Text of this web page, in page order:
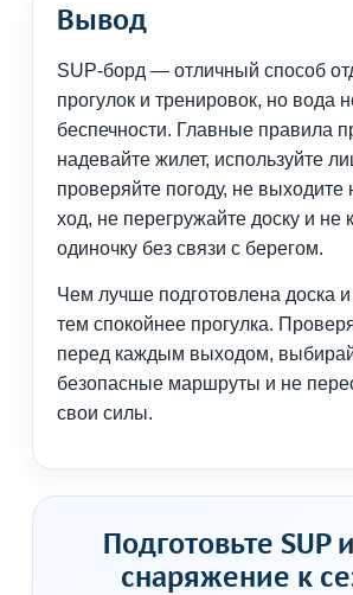
Вывод
SUP-борд — отличный способ
прогулок и тренировок, но вода
беспечности. Главные правила
надевайте жилет, используйте
проверяйте погоду, не выходите
ход, не перегружайте доску и не
одиночку без связи с берегом.
Чем лучше подготовлена доска и
тем спокойнее прогулка.
перед каждым выходом,
безопасные маршруты и не
свои силы.
Подготовьте SUP
снаряжение к